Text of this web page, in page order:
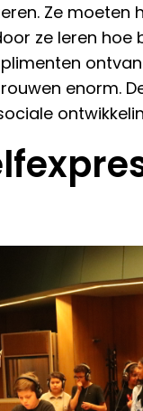
Ze moeten
ze leren hoe
enorm.